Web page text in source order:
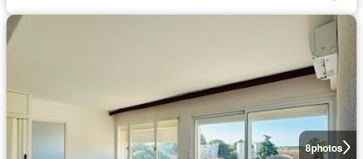
8photos